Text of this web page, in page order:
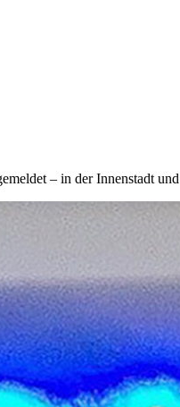
– in der Innenstadt